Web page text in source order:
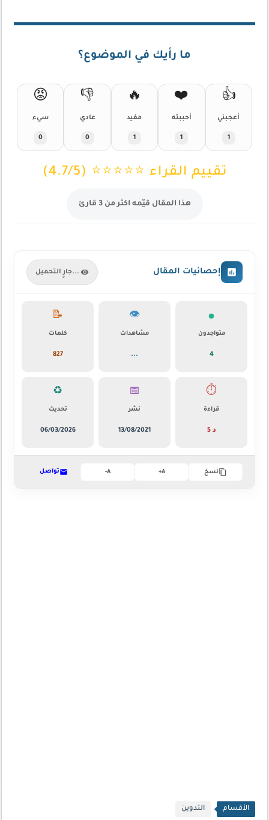
ما رأيك في الموضوع؟
👍
أعجبني
1
❤️
أحببته
1
🔥
مفيد
1
👎
عادي
0
😡
سيء
0
تقييم القراء ⭐⭐⭐⭐⭐ (4.7/5)
هذا المقال قيّمه اكثر من 3 قارئ
إحصائيات المقال جارٍ التحميل...
متواجدون
5
👁️
مشاهدات
...
📝
كلمات
827
⏱️
قراءة
5 د
📅
نشر
13/08/2021
♻️
تحديث
06/03/2026
نسخ A+
A- تواصل
الأقسام التدوين